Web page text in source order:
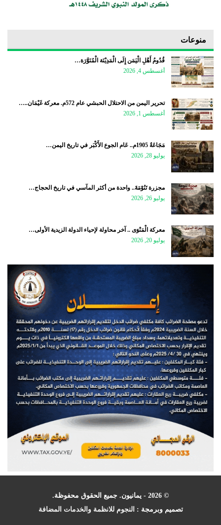
منوعات
قُدُومُ أَهْلِ الْيَمَن إِلَى الْمَدِيْنَة الْمُنَوَّرَة…
أغسطس 4, 2026
تحرير اليمن من الاحتلال الحبشي عام 572م. معركة غَيْمَان..…
أغسطس 1, 2026
مَجَاعَةُ 1905م.. عَام الجوع الأَكْبَر في تاريخ اليمن…
يوليو 28, 2026
مجزرة تَنُوْمَةَ.. واحدة من أكثر المآسي في تاريخ الحجاج…
يوليو 26, 2026
معركة الْمَنْوَى .. آخر محاولة لإحياء الدولة الزيدية الأولى…
يوليو 20, 2026
© 2026 - يمانيون. جميع الحقوق محفوظة.
تصميم وبرمجة : النجوم للانظمة والخدمات المضافة